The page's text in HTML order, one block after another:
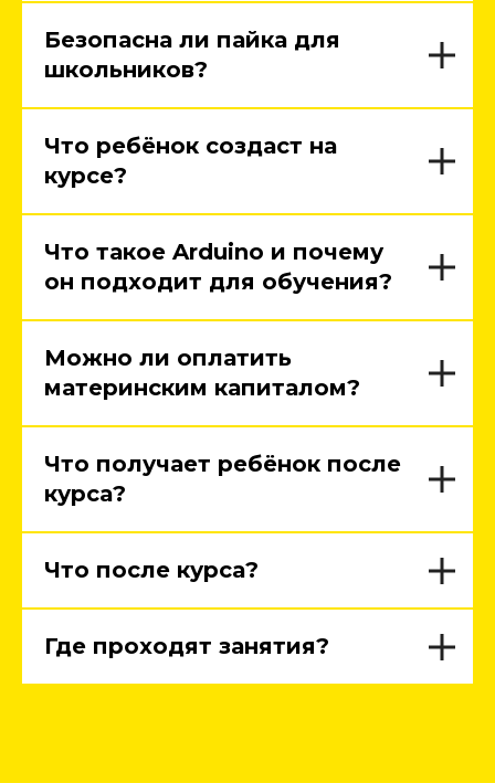
Безопасна ли пайка для
школьников?
Что ребёнок создаст на
курсе?
Что такое Arduino и почему
он подходит для обучения?
Можно ли оплатить
материнским капиталом?
Что получает ребёнок после
курса?
Что после курса?
Где проходят занятия?